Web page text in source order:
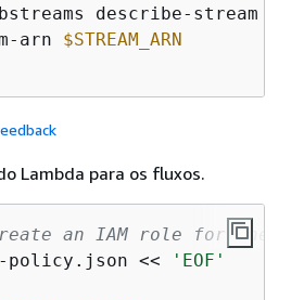
describe-stream \
arn
$STREAM_ARN
Lambda para os fluxos.
an IAM role for the
<<
'EOF'